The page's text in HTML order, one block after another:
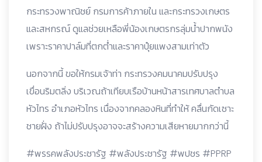
กระทรวงพาณิชย์ กรมการค้าภายใน และกระทรวงเกษตร
และสหกรณ์ ดูแลช่วยเหลือพี่น้องเกษตรกรลุ่มน้ำปากพนัง
เพราะราคาปาล์มที่ตกต่ำและราคาปุ๋ยแพงสามเท่าตัว
นอกจากนี้ ขอให้กรมเจ้าท่า กระทรวงคมนาคมปรับปรุง
เขื่อนริมตลิ่ง บริเวณถ้าเทียบเรือบ้านหน้าสารเทศบาลตำบล
หัวไทร อำเภอหัวไทร เนื่องจากคลองหินที่ทำให้ คลื่นกัดเซาะ
ชายฝั่ง ถ้าไม่ปรับปรุงอาจจะสร้างความเสียหายมากกว่านี้
#พรรคพลังประชารัฐ #พลังประชารัฐ #พปชร #PPRP